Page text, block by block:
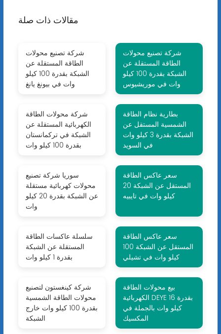
مقالات ذات صلة
شركة تصنيع محولات
الطاقة المستقلة عن
الشبكة بقدرة 100 كيلو
وات في بيونغ يانغ
شركة تصنيع محولات
الطاقة المستقلة عن
الشبكة بقدرة 100 كيلو
وات في موريشيوس
شركة محولات الطاقة
الكهربائية المستقلة عن
الشبكة في تركمانستان
بقدرة 100 كيلو وات
بطارية نظام الطاقة
الشمسية المستقل عن
الشبكة بقدرة 3 كيلو وات
في السويد
سوريا شركة تصنيع
محولات كهربائية مستقلة
عن الشبكة بقدرة 20 كيلو
وات
سعر عاكس الطاقة
المستقل عن الشبكة 20
كيلو وات في تايبيه
سلسلة عاكسات الطاقة
المستقلة عن الشبكة
بقدرة 1 كيلو وات
سعر عاكس الطاقة
المستقل عن الشبكة 100
كيلو وات في تشيلي
شركة كينغستون لتصنيع
محولات الطاقة الشمسية
بقدرة 100 كيلو وات خارج
الشبكة
بيع محولات الطاقة
الكهربائية DEYE بقدرة 16
كيلو وات بالجملة في
المكسيك